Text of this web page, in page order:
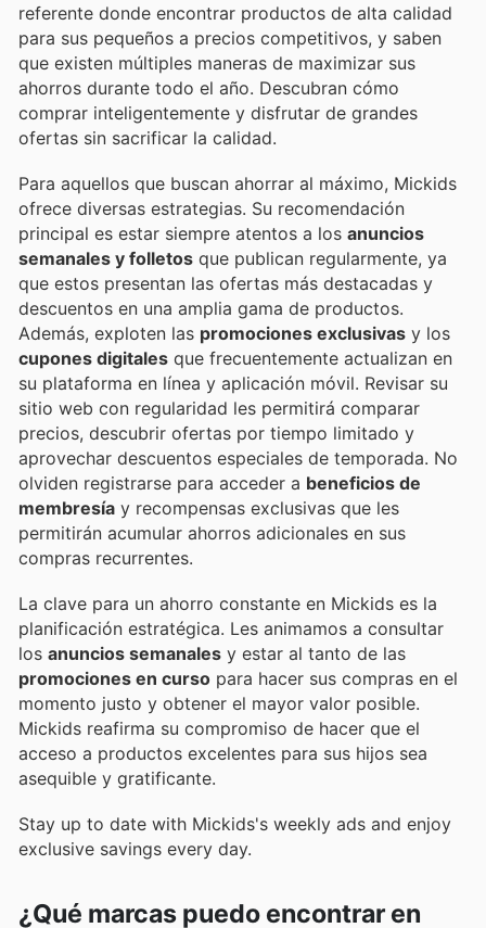
referente donde encontrar productos de alta calidad
para sus pequeños a precios competitivos, y saben
que existen múltiples maneras de maximizar sus
ahorros durante todo el año. Descubran cómo
comprar inteligentemente y disfrutar de grandes
ofertas sin sacrificar la calidad.
Para aquellos que buscan ahorrar al máximo, Mickids
ofrece diversas estrategias. Su recomendación
principal es estar siempre atentos a los anuncios
semanales y folletos que publican regularmente, ya
que estos presentan las ofertas más destacadas y
descuentos en una amplia gama de productos.
Además, exploten las promociones exclusivas y los
cupones digitales que frecuentemente actualizan en
su plataforma en línea y aplicación móvil. Revisar su
sitio web con regularidad les permitirá comparar
precios, descubrir ofertas por tiempo limitado y
aprovechar descuentos especiales de temporada. No
olviden registrarse para acceder a beneficios de
membresía y recompensas exclusivas que les
permitirán acumular ahorros adicionales en sus
compras recurrentes.
La clave para un ahorro constante en Mickids es la
planificación estratégica. Les animamos a consultar
los anuncios semanales y estar al tanto de las
promociones en curso para hacer sus compras en el
momento justo y obtener el mayor valor posible.
Mickids reafirma su compromiso de hacer que el
acceso a productos excelentes para sus hijos sea
asequible y gratificante.
Stay up to date with Mickids's weekly ads and enjoy
exclusive savings every day.
¿Qué marcas puedo encontrar en